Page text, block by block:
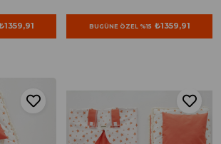
BUGÜNE ÖZEL %15 ₺1359,91